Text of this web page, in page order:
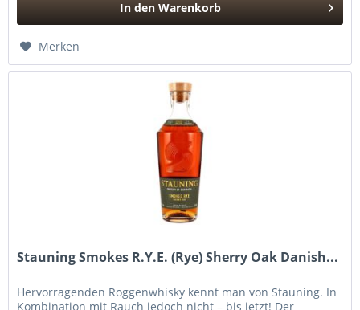
In den Warenkorb
Merken
Stauning Smokes R.Y.E. (Rye) Sherry Oak Danish...
Hervorragenden Roggenwhisky kennt man von Stauning. In
Kombination mit Rauch jedoch nicht – bis jetzt! Der